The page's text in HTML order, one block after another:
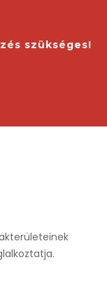
szükséges!